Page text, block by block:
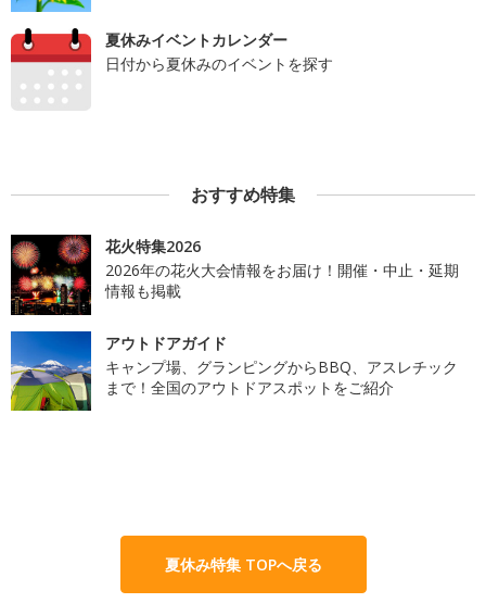
夏休みイベントカレンダー
日付から夏休みのイベントを探す
おすすめ特集
花火特集2026
2026年の花火大会情報をお届け！開催・中止・延期
情報も掲載
アウトドアガイド
キャンプ場、グランピングからBBQ、アスレチック
まで！全国のアウトドアスポットをご紹介
夏休み特集 TOPへ戻る